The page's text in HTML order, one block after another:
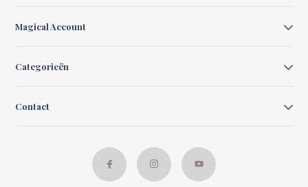
Magical Account
Categorieën
Contact